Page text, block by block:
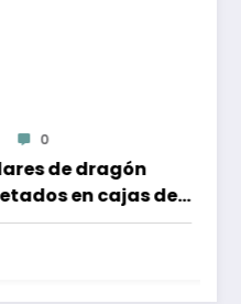
Nacional de
Protegidas 2026